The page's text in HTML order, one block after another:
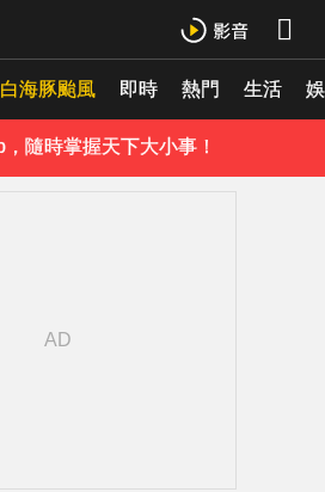
白海豚颱風 即時 熱門 生活
隨時掌握天下大小事！